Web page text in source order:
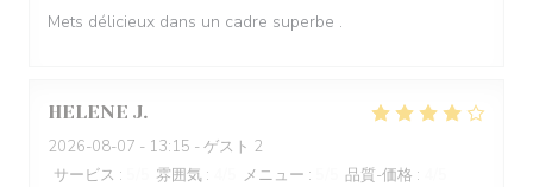
Mets délicieux dans un cadre superbe .
HELENE J
2026-08-07 - 13:15 - ゲスト 2
サービス : 雰囲気 : メニュー : 品質-価格 :